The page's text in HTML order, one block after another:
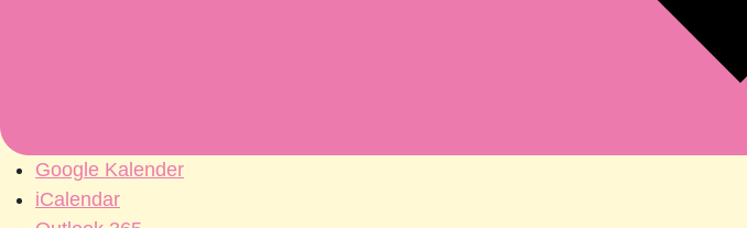
Google Kalender
iCalendar